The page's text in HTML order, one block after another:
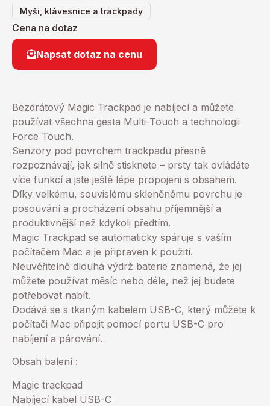
Myši, klávesnice a trackpady
Cena na dotaz
Napsat dotaz na cenu
Bezdrátový Magic Trackpad je nabíjecí a můžete
používat všechna gesta Multi-Touch a technologii
Force Touch.
Senzory pod povrchem trackpadu přesně
rozpoznávají, jak silně stisknete – prsty tak ovládáte
více funkcí a jste ještě lépe propojeni s obsahem.
Díky velkému, souvislému skleněnému povrchu je
posouvání a procházení obsahu příjemnější a
produktivnější než kdykoli předtím.
Magic Trackpad se automaticky spáruje s vaším
počítačem Mac a je připraven k použití.
Neuvěřitelně dlouhá výdrž baterie znamená, že jej
můžete používat měsíc nebo déle, než jej budete
potřebovat nabít.
Dodává se s tkaným kabelem USB-C, který můžete k
počítači Mac připojit pomocí portu USB-C pro
nabíjení a párování.
Obsah balení :
Magic trackpad
Nabíjecí kabel USB-C